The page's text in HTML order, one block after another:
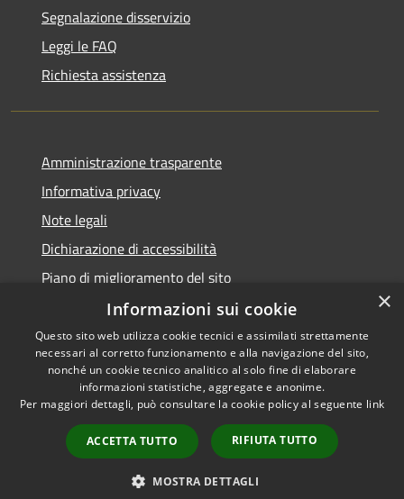
Segnalazione disservizio
Leggi le FAQ
Richiesta assistenza
Amministrazione trasparente
Informativa privacy
Note legali
Dichiarazione di accessibilità
Piano di miglioramento del sito
Accessibilità
Privacy
Mappa del sito
Feedback Accessibilità
Copyright © 2026 • Comune di
Viano • Powered by
Municipium•Accesso
redazione
×
Informazioni sui cookie
Questo sito web utilizza cookie tecnici e assimilati strettamente
necessari al corretto funzionamento e alla navigazione del sito,
nonché un cookie tecnico analitico al solo fine di elaborare
informazioni statistiche, aggregate e anonime.
Per maggiori dettagli, può consultare la cookie policy al seguente link
ACCETTA TUTTO RIFIUTA TUTTO
MOSTRA DETTAGLI